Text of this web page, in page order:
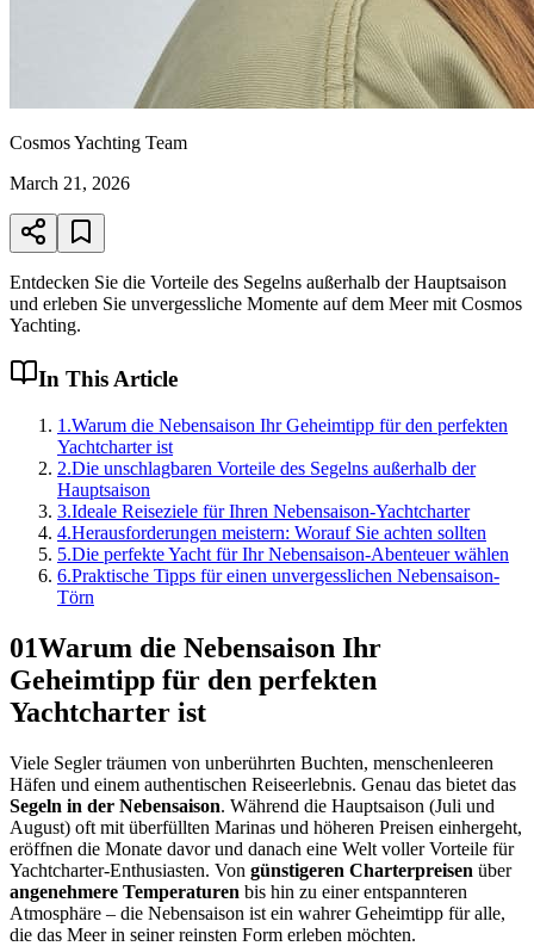
Cosmos Yachting Team
March 21, 2026
Entdecken Sie die Vorteile des Segelns außerhalb der Hauptsaison
und erleben Sie unvergessliche Momente auf dem Meer mit Cosmos
Yachting.
In This Article
1 .Warum die Nebensaison Ihr Geheimtipp für den perfekten
Yachtcharter ist
2.Die unschlagbaren Vorteile des Segelns außerhalb der
Hauptsaison
3.Ideale Reiseziele für Ihren Nebensaison-Yachtcharter
4.Herausforderungen meistern: Worauf Sie achten sollten
5.Die perfekte Yacht für Ihr Nebensaison-Abenteuer wählen
6.Praktische Tipps für einen unvergesslichen Nebensaison-
Törn
01Warum die Nebensaison Ihr
Geheimtipp für den perfekten
Yachtcharter ist
Viele Segler träumen von unberührten Buchten, menschenleeren
Häfen und einem authentischen Reiseerlebnis. Genau das bietet das
Segeln in der Nebensaison. Während die Hauptsaison (Juli und
August) oft mit überfüllten Marinas und höheren Preisen einhergeht,
eröffnen die Monate davor und danach eine Welt voller Vorteile für
Yachtcharter-Enthusiasten. Von günstigeren Charterpreisen über
angenehmere Temperaturen bis hin zu einer entspannteren
Atmosphäre – die Nebensaison ist ein wahrer Geheimtipp für alle,
die das Meer in seiner reinsten Form erleben möchten.